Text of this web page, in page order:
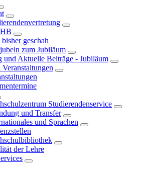
bisher geschah
zum Jubiläum
und Aktuelle Beiträge - Jubiläum
Studierendenservice
und Transfer
und Sprachen
der Lehre